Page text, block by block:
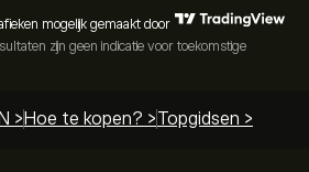
mogelijk gemaakt door
zijn geen indicatie voor toekomstige
> Hoe te kopen? >Topgidsen >